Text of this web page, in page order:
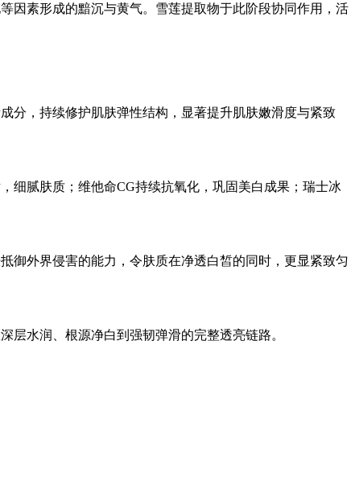
因素形成的黯沉与黄气。雪莲提取物于此阶段协同作用，活
分，持续修护肌肤弹性结构，显著提升肌肤嫩滑度与紧致
细腻肤质；维他命CG持续抗氧化，巩固美白成果；瑞士冰
御外界侵害的能力，令肤质在净透白皙的同时，更显紧致匀
层水润、根源净白到强韧弹滑的完整透亮链路。